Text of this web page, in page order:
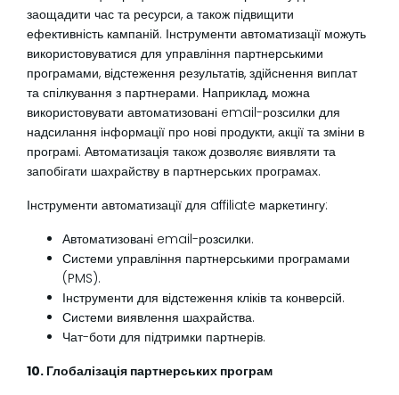
заощадити час та ресурси, а також підвищити
ефективність кампаній. Інструменти автоматизації можуть
використовуватися для управління партнерськими
програмами, відстеження результатів, здійснення виплат
та спілкування з партнерами. Наприклад, можна
використовувати автоматизовані email-розсилки для
надсилання інформації про нові продукти, акції та зміни в
програмі. Автоматизація також дозволяє виявляти та
запобігати шахрайству в партнерських програмах.
Інструменти автоматизації для affiliate маркетингу:
Автоматизовані email-розсилки.
Системи управління партнерськими програмами
(PMS).
Інструменти для відстеження кліків та конверсій.
Системи виявлення шахрайства.
Чат-боти для підтримки партнерів.
10. Глобалізація партнерських програм